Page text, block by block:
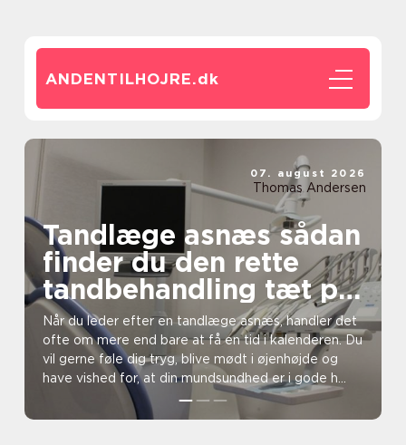
ANDENTILHOJRE.dk
Tandlæge asnæs sådan
finder du den rette
tandbehandling tæt på
dig
Når du leder efter en tandlæge asnæs, handler det
ofte om mere end bare at få en tid i kalenderen. Du
vil gerne føle dig tryg, blive mødt i øjenhøjde og
have vished for, at din mundsundhed er i gode h...
07. august 2026
Thomas Andersen